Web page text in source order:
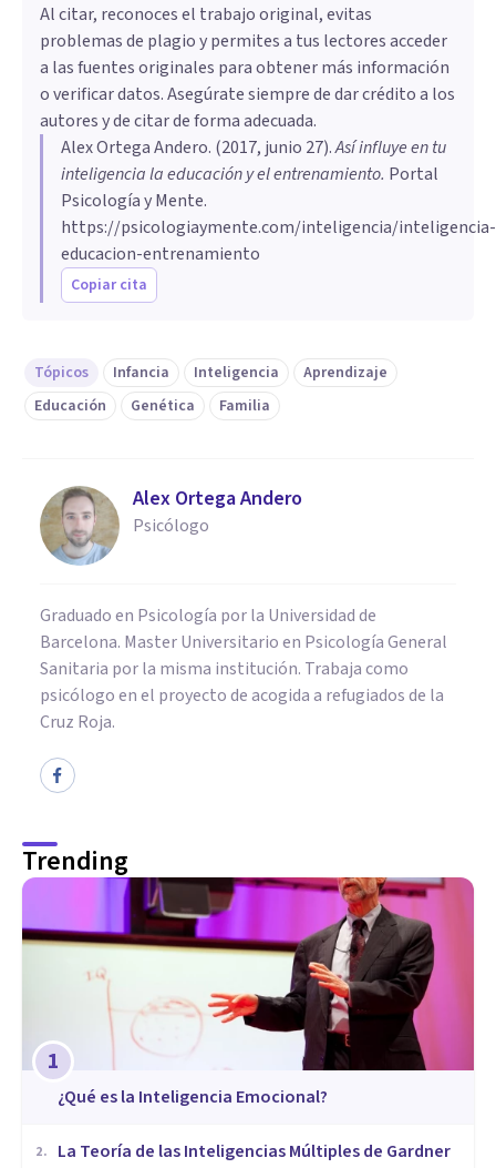
Al citar, reconoces el trabajo original, evitas
problemas de plagio y permites a tus lectores acceder
a las fuentes originales para obtener más información
o verificar datos. Asegúrate siempre de dar crédito a los
autores y de citar de forma adecuada.
Alex Ortega Andero. (2017, junio 27).Así influye en tu
inteligencia la educación y el entrenamiento. Portal
Psicología y Mente.
https://psicologiaymente.com/inteligencia/inteligencia-
educacion-entrenamiento
Copiar cita
Tópicos Infancia Inteligencia
Aprendizaje
Educación
Genética Familia
Alex Ortega Andero
Psicólogo
Graduado en Psicología por la Universidad de
Barcelona. Master Universitario en Psicología General
Sanitaria por la misma institución. Trabaja como
psicólogo en el proyecto de acogida a refugiados de la
Cruz Roja.
Trending
1
¿Qué es la Inteligencia Emocional?
2. La Teoría de las Inteligencias Múltiples de Gardner